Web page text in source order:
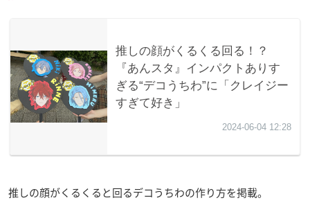
推しの顔がくるくると回るデコうちわの作り方を掲載。